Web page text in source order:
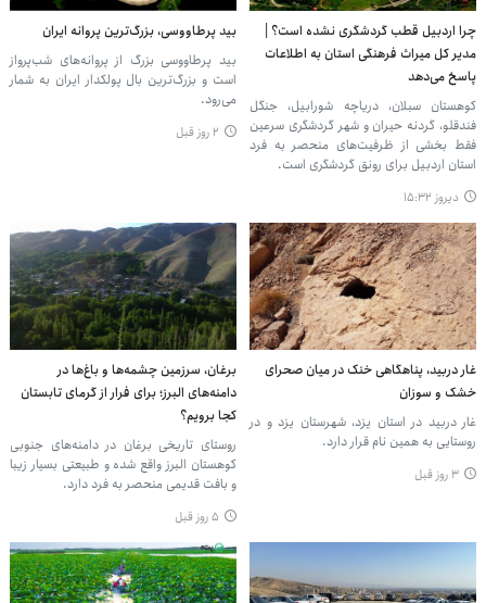
چرا اردبیل قطب گردشگری نشده است؟ |
مدیر کل میراث فرهنگی استان به اطلاعات
پاسخ می‌دهد
کوهستان سبلان، دریاچه شورابیل، جنگل
فندقلو، گردنه حیران و شهر گردشگری سرعین
فقط بخشی از ظرفیت‌های منحصر به فرد
استان اردبیل برای رونق گردشگری است.
دیروز ۱۵:۳۲
بید پرطاووسی، بزرگ‌ترین پروانه ایران
بید پرطاووسی بزرگ از پروانه‌های شب‌پرواز
است و بزرگ‌ترین بال پولکدار ایران به شمار
می‌رود.
۲ روز قبل
غار دربید، پناهگاهی خنک در میان صحرای
خشک و سوزان
غار دربید در استان یزد، شهرستان یزد و در
روستایی به همین نام قرار دارد.
۳ روز قبل
برغان، سرزمین چشمه‌ها و باغ‌ها در
دامنه‌های البرز؛ برای فرار از گرمای تابستان
کجا برویم؟
روستای تاریخی برغان در دامنه‌های جنوبی
کوهستان البرز واقع شده و طبیعتی بسیار زیبا
و بافت قدیمی منحصر به فرد دارد.
۵ روز قبل